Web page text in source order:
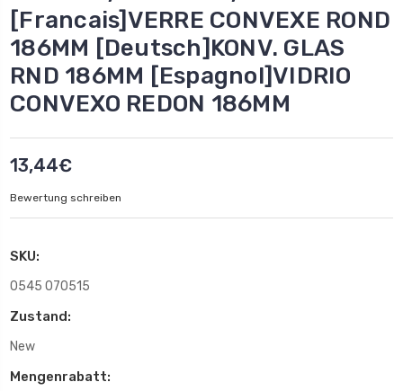
[Francais]VERRE CONVEXE ROND
186MM [Deutsch]KONV. GLAS
RND 186MM [Espagnol]VIDRIO
CONVEXO REDON 186MM
13,44€
Bewertung schreiben
SKU:
0545 070515
Zustand:
New
Mengenrabatt: